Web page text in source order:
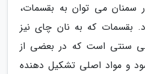
سمنان می توان به بقسمات،
بقسمات که به نان چای نیز
سنتی است که در بعضی از
و مواد اصلی تشکیل دهنده